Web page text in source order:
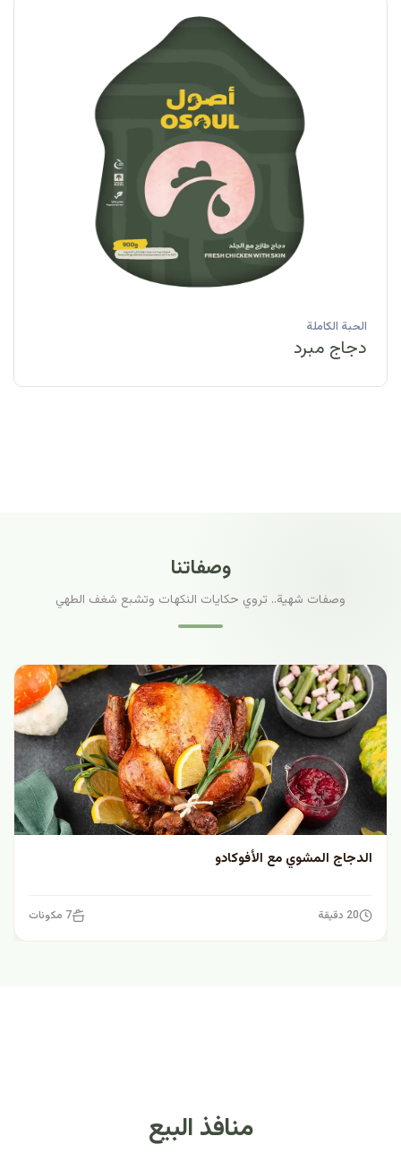
الحبة الكاملة
دجاج مبرد
وصفاتنا
وصفات شهية.. تروي حكايات النكهات وتشبع شغف الطهي
الدجاج المشوي مع الأفوكادو
20 دقيقة 7 مكونات
منافذ البيع